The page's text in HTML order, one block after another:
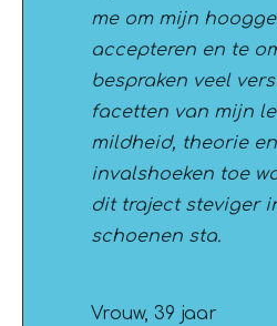
me om mijn
accepteren en te
bespraken veel
facetten van mijn
mildheid, theorie
invalshoeken toe
dit traject steviger
schoenen sta.
Vrouw, 39 jaar